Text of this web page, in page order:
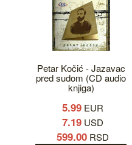
Petar Kočić - Jazavac
pred sudom (CD audio
knjiga)
5.99EUR
7.19USD
599.00RSD